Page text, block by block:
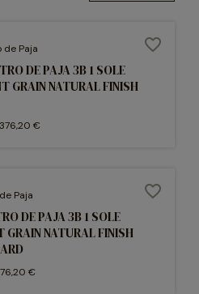
de Paja
DE PAJA 3B 1 SOLE
GRAIN NATURAL FINISH
376,20 €
favorite_border
Paja
DE PAJA 3B 1 SOLE
GRAIN NATURAL FINISH
€
favorite_border